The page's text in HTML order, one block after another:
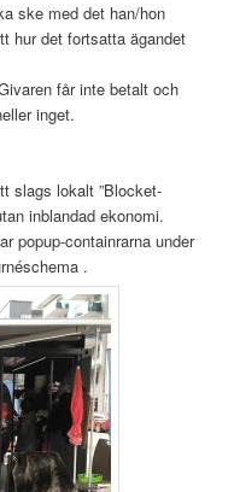
ske med det han/hon
hur det fortsatta ägandet
får inte betalt och
inget.
slags lokalt ”Blocket-
inblandad ekonomi.
popup-containrarna under
.